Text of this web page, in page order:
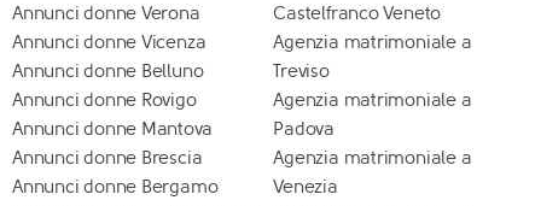
Annunci donne Verona
Annunci donne Vicenza
Annunci donne Belluno
Annunci donne Rovigo
Annunci donne Mantova
Annunci donne Brescia
Annunci donne Bergamo
Castelfranco Veneto
Agenzia matrimoniale a
Treviso
Agenzia matrimoniale a
Padova
Agenzia matrimoniale a
Venezia